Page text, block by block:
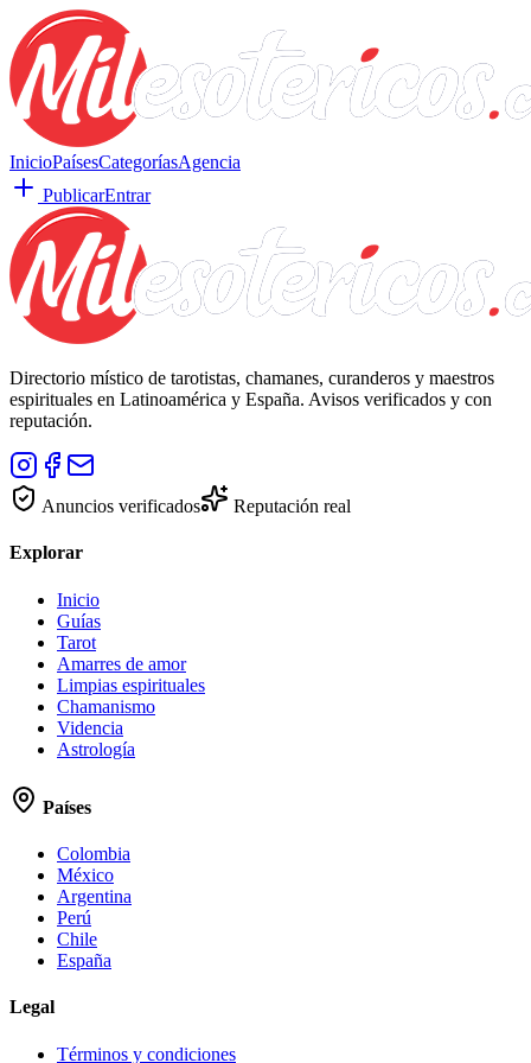
InicioPaísesCategoríasAgencia
PublicarEntrar
Directorio místico de tarotistas, chamanes, curanderos y maestros
espirituales en Latinoamérica y España. Avisos verificados y con
reputación.
Anuncios verificados Reputación real
Explorar
Inicio
Guías
Tarot
Amarres de amor
Limpias espirituales
Chamanismo
Videncia
Astrología
Países
Colombia
México
Argentina
Perú
Chile
España
Legal
Términos y condiciones